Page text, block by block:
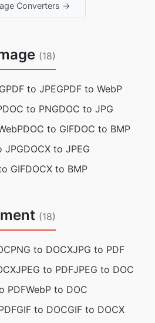
Converters →
(18)
PDF to JPEGPDF to WebP
DOC to PNGDOC to JPG
DOC to GIFDOC to BMP
JPGDOCX to JPEG
GIFDOCX to BMP
(18)
PNG to DOCXJPG to PDF
JPEG to PDFJPEG to DOC
PDFWebP to DOC
GIF to DOCGIF to DOCX